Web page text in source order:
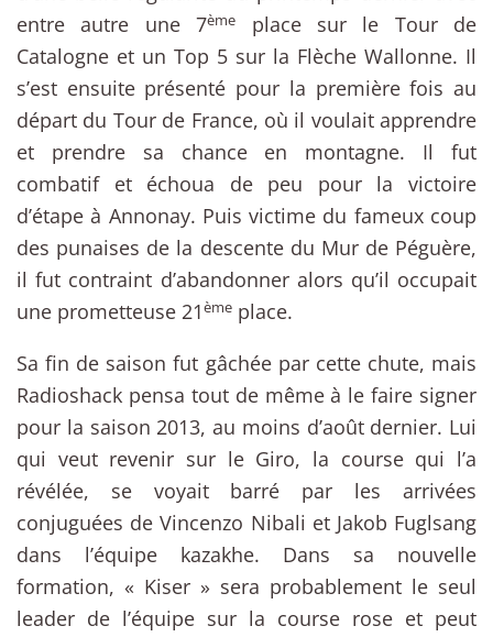
entre autre une 7ème
place sur le Tour de
Catalogne et un Top 5 sur la Flèche Wallonne. Il
s’est ensuite présenté pour la première fois au
départ du Tour de France, où il voulait apprendre
et prendre sa chance en montagne. Il fut
combatif et échoua de peu pour la victoire
d’étape à Annonay. Puis victime du fameux coup
des punaises de la descente du Mur de Péguère,
il fut contraint d’abandonner alors qu’il occupait
une prometteuse 21ème place.
Sa fin de saison fut gâchée par cette chute, mais
Radioshack pensa tout de même à le faire signer
pour la saison 2013, au moins d’août dernier. Lui
qui veut revenir sur le Giro, la course qui l’a
révélée, se voyait barré par les arrivées
conjuguées de Vincenzo Nibali et Jakob Fuglsang
dans l’équipe kazakhe. Dans sa nouvelle
formation, « Kiser » sera probablement le seul
leader de l’équipe sur la course rose et peut